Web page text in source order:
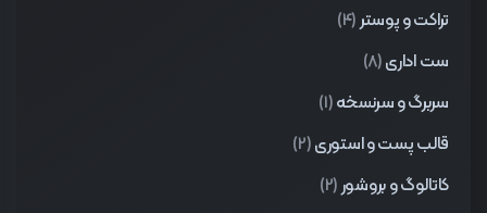
تراکت و پوستر(4)
ست اداری(8)
سربرگ و سرنسخه(1)
قالب پست و استوری(2)
کاتالوگ و بروشور(2)